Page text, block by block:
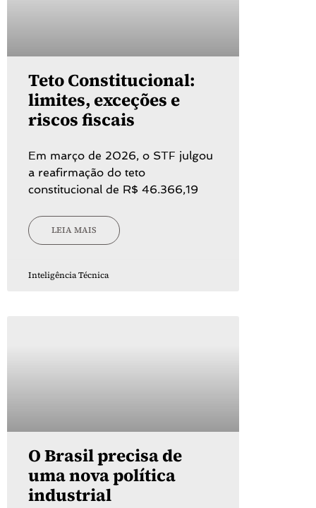
Teto Constitucional:
limites, exceções e
riscos fiscais
Em março de 2026, o STF julgou
a reafirmação do teto
constitucional de R$ 46.366,19
LEIA MAIS
Inteligência Técnica
O Brasil precisa de
uma nova política
industrial